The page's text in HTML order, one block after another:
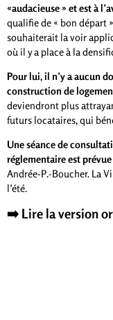
«audacieuse » et est à
qualifie de « bon départ
souhaiterait la voir
où il y a place à la
Pour lui, il n’y a aucun
construction de
deviendront plus
futurs locataires, qui
Une séance de
réglementaire est
Andrée-P.-Boucher. La
l’été.
➡️ Lire la version